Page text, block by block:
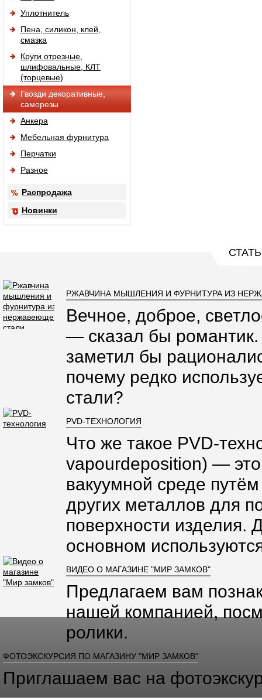
Уплотнитель
Пена, силикон, клей,
смазка
Круги отрезные,
шлифовальные, КЛТ
(торцевые)
Гвозди декоративные,
саморезы
Анкера
Мебельная фурнитура
Перчатки
Разное
Распродажа
Новинки
РЖАВЧИНА МЫШЛЕНИЯ И ФУРНИТУРА ИЗ
Вечное, доброе,
— сказал бы
заметил бы
почему редко
стали?
PVD-ТЕХНОЛОГИЯ
Что же такое PVD-
vapourdeposition) —
вакуумной среде
других металлов для
поверхности изделия.
основном
ВИДЕО О МАГАЗИНЕ "МИР ЗАМКОВ"
Предлагаем вам
нашей компанией,
ролики.
ФОТОЭКСКУРСИЯ ПО МАГАЗИНУ "МИР ЗАМКОВ"
Приглашаем вас на